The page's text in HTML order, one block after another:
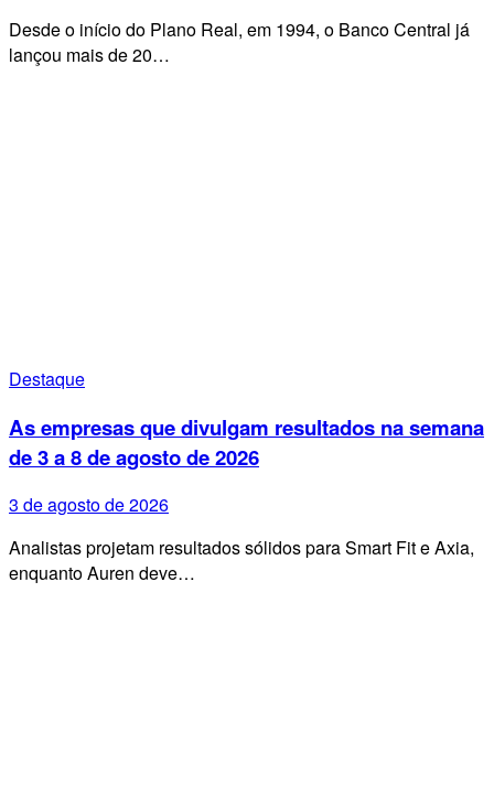
Desde o início do Plano Real, em 1994, o Banco Central já
lançou mais de 20…
Destaque
As empresas que divulgam resultados na semana
de 3 a 8 de agosto de 2026
3 de agosto de 2026
Analistas projetam resultados sólidos para Smart Fit e Axia,
enquanto Auren deve…